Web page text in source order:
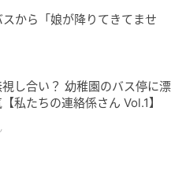
から「娘が降りてきてませ
し合い？ 幼稚園のバス停に漂
私たちの連絡係さん Vol.1】